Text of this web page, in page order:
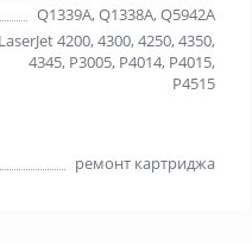
Q1339A, Q1338A, Q5942A
LaserJet 4200, 4300, 4250, 4350,
4345, P3005, P4014, P4015,
P4515
ремонт картриджа